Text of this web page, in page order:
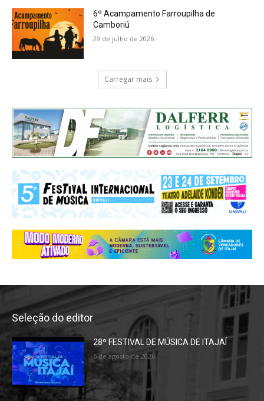
6º Acampamento Farroupilha de
Camboriú
29 de julho de 2026
Carregar mais
Seleção do editor
28º FESTIVAL DE MÚSICA DE ITAJAÍ
6 de agosto de 2026